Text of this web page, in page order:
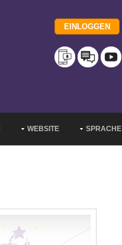
WEBSITE SPRACHE